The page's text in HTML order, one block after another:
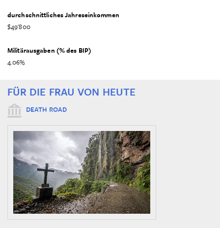
durchschnittliches Jahreseinkommen
$49'800
Militärausgaben (% des BIP)
4.06%
FÜR DIE FRAU VON HEUTE
DEATH ROAD